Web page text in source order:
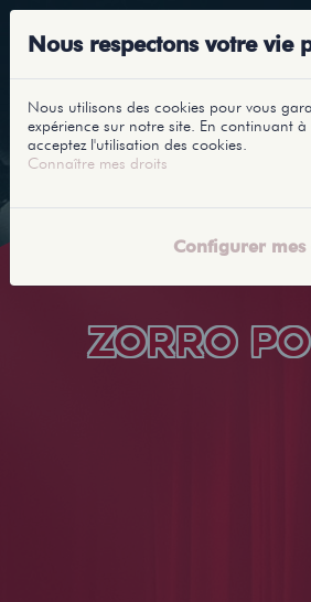
ZORRO
Nous respectons votre vie
Nous utilisons des cookies pour vous
expérience sur notre site. En continuant à
acceptez l'utilisation des cookies.
Connaître mes droits
Configurer